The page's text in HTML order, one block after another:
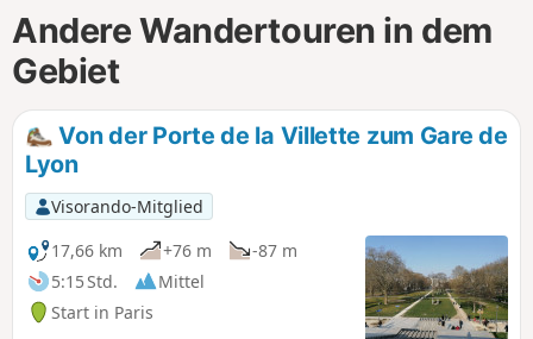
Andere Wandertouren in dem
Gebiet
Von der Porte de la Villette zum Gare de
Lyon
Visorando-Mitglied
17,66 km
+76 m
-87 m
5:15 Std.
Mittel
Start in Paris